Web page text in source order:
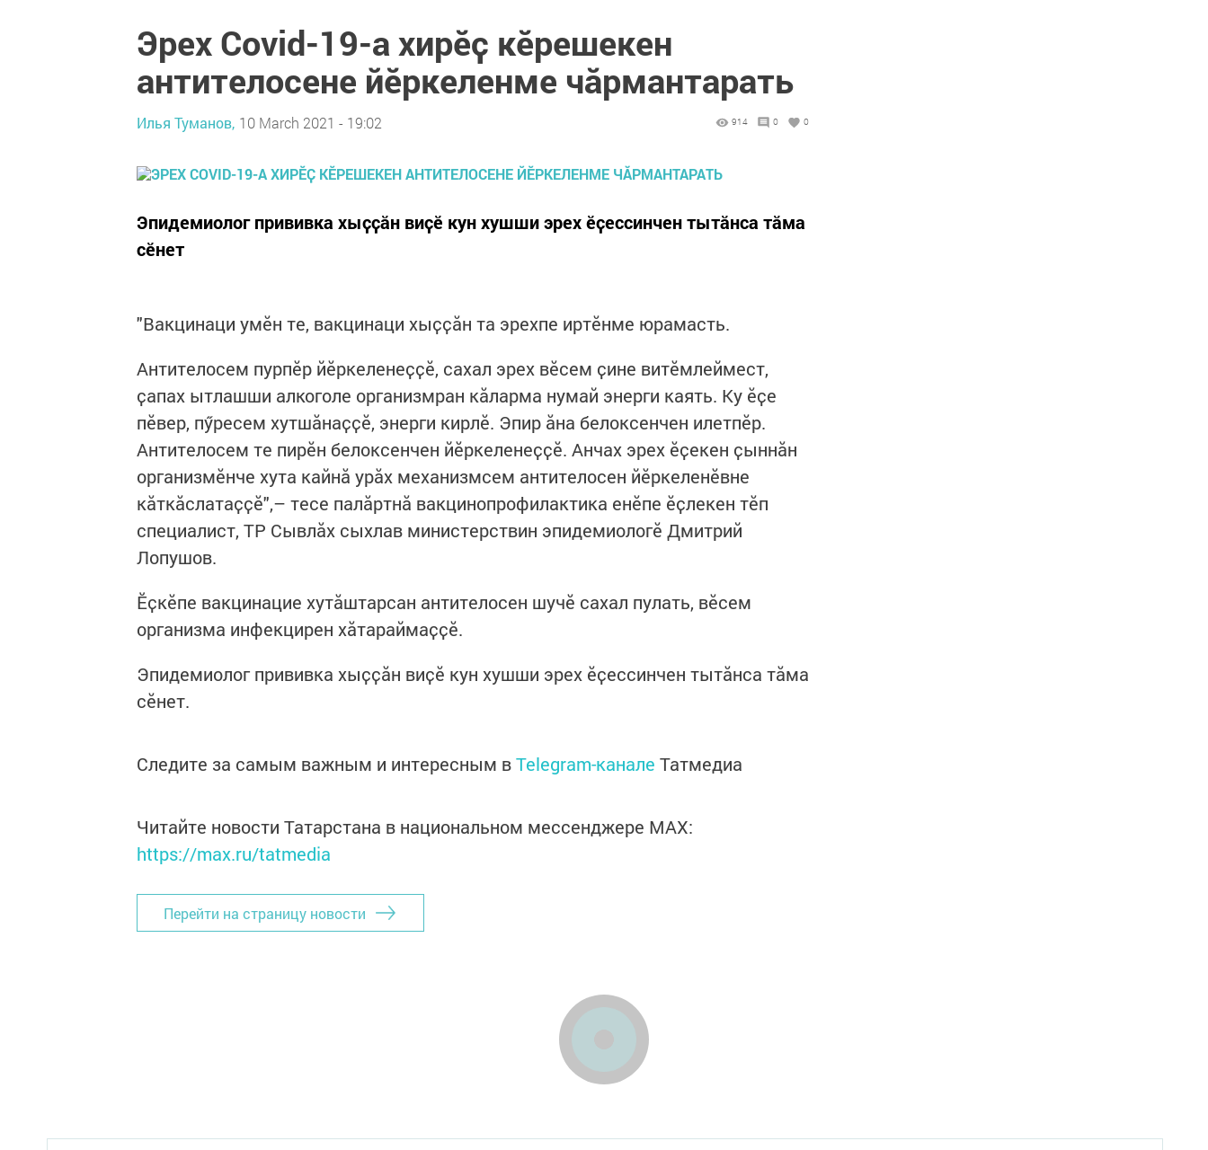
Эрех Covid-19-а хирӗҫ кӗрешекен
антителосене йӗркеленме чӑрмантарать
Илья Туманов, 10 March 2021 - 19:02 914 0 0
Эпидемиолог прививка хыҫҫӑн виҫӗ кун хушши эрех ӗҫессинчен тытӑнса тӑма
сӗнет
"Вакцинаци умӗн те, вакцинаци хыҫҫӑн та эрехпе иртӗнме юрамасть.
Антителосем пурпӗр йӗркеленеҫҫӗ, сахал эрех вӗсем ҫине витӗмлеймест,
ҫапах ытлашши алкоголе организмран кӑларма нумай энерги каять. Ку ӗҫе
пӗвер, пӳресем хутшӑнаҫҫӗ, энерги кирлӗ. Эпир ӑна белоксенчен илетпӗр.
Антителосем те пирӗн белоксенчен йӗркеленеҫҫӗ. Анчах эрех ӗҫекен ҫыннӑн
организмӗнче хута кайнӑ урӑх механизмсем антителосен йӗркеленӗвне
кӑткӑслатаҫҫӗ",– тесе палӑртнӑ вакцинопрофилактика енӗпе ӗҫлекен тӗп
специалист, ТР Сывлӑх сыхлав министерствин эпидемиологӗ Дмитрий
Лопушов.
Ӗҫкӗпе вакцинацие хутӑштарсан антителосен шучӗ сахал пулать, вӗсем
организма инфекцирен хӑтараймаҫҫӗ.
Эпидемиолог прививка хыҫҫӑн виҫӗ кун хушши эрех ӗҫессинчен тытӑнса тӑма
сӗнет.
Следите за самым важным и интересным вTelegram-канале Татмедиа
Читайте новости Татарстана в национальном мессенджере MАХ:
https://max.ru/tatmedia
Перейти на страницу новости